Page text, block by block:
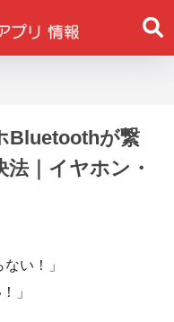
Bluetoothが繋
｜イヤホン・
い！」
」